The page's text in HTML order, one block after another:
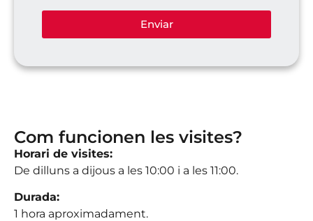
Enviar
Com funcionen les visites?
Horari de visites:
De dilluns a dijous a les 10:00 i a les 11:00.
Durada:
1 hora aproximadament.